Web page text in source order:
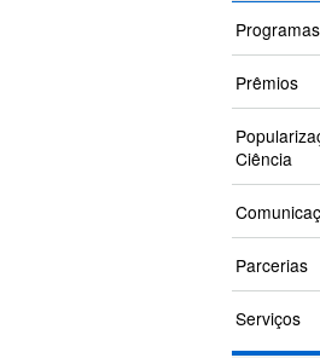
Programas
Prêmios
Ciência
Parcerias
Serviços